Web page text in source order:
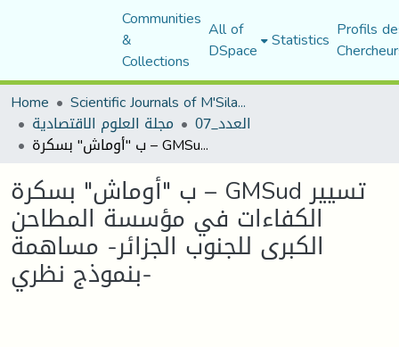
Communities
&
Collections
All of
DSpace Statistics Profils
Home
Scientific Journals of M'Sila University
مجلة العلوم الاقتصادية العدد_07
ب "أوماش" بسكرة – GMSud تسيير الكفاءات في مؤسسة المطاحن الكبرى للجنوب الجزائر- مساهمة بنموذج نظري-
ب "أوماش" بسكرة – GMSud تسيير
الكفاءات في مؤسسة المطاحن
الكبرى للجنوب الجزائر- مساهمة
بنموذج نظري-